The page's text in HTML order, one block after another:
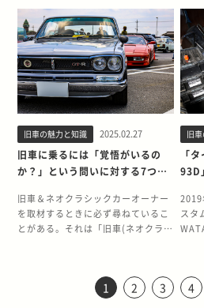
たタイミングで、ゴルフ3 GTI(MT)
に乗り換えました。 ゴルフ2には3年
ほど乗りましたが、ATだと物足りな
さを感じるようになってしまっ
て……。さすがに新車は買えなかっ
たので中古車ですけどね。 愛車であ
るBMW M3の存在を知ったきっかけ
を聞かせてください 「ダカールイエ
ローのBMW M3」との出会いのきっ
かけは、かつての勤め先の社長から
譲り受けた1冊の冊子でした。 ある
うからこれあげるよ」と手渡された
のが、ダカールイエローに塗られた
BMW M3(E36)が表紙を飾った
ていて。社長が『BMW
MAGAZINE』をくれたのってこの1
ョン
デス
ラは
は
譲り
ペXE
アベ
し
で最
こと
ては
る父
が
マ」
っきりとは覚えていないのですが、
たしかポルシェの専門店か映画だっ
たと思います。 学生時代にフォルク
スワーゲン系のショップの方と仲良
くなり、学校帰りに毎日のように立
ち寄っていました。 ひんぱんに通っ
ていると、工場にあるクルマの細か
な進行状況が分かるようになってく
るんですね。外されていた部品がク
ルマに取り付けられたり、整備が終
わってエンジン音が軽やかになった
り。その様子を眺めているのが楽し
なってしまったんですが、Mさんと
いうポルシェの世界では名の知られ
た方がいらっしゃるようになって。
いうことで、縁あって手に入れたの
が73年911Tというわけです。 たし
っき
で
ーに
んし
ィに
ると
す。
が、
イラ
か…
たき
「モ
第28
開催
コン
か」
ーシ
なクルマが街を走っていました。な
かでもソアラ(Z20型/2代目)は憧れ
ましたね。「いつか自分も、胸を張
って"これが俺のクルマだ"といえる
1台を持ちたい」と思ったのが、本
格的にクルマ熱に火がついたきっか
けかもしれません。 これまでの愛車
遍歴を教えてください 叔父に譲って
もらったトヨタ カリーナ マイロー
ド(AT150型/4代目)が最初の愛車で
す。その後、トヨタ カリーナ
ED(ST182型/2代目)を経て、満を持
ェイサー ツアラーVです。この3台
が、私の「走りの系譜」を形づくっ
てくれたように思います。 カリーナ
こともあって、1年くらい乗ってカ
リーナEDに乗り換えました。このク
3歳
れ
ます
同級
響が
生た
ミニ
でし
の専
て、
(笑)
いた
んの
DVD
チロ
初の
とし
考えているものです。 そんなオーナ
ーの方に「現在の愛車との『別れ』
を、あえて考えてもらう」という企
画を不定期で実施していきます。 今
回は私自身について、自己紹介を兼
ねてお話いたします。 オーナープロ
フィール 松村透。年齢は50代、職業
は自動車関連メディアの編集兼ライ
ターです。 所有するクルマは、
1970年式ポルシェ911S。 所有歴は
13年、オドメーター上は9万7千キ
ロ、手に入れてからは7千キロ程度
です。 クルマが好きになったきっか
け 実はクルマ熱に火が点いたのは中
学生になってからなので、どちらか
というと遅咲きでしょうか。 ちょう
ーノスロードスターが登場した頃で
す。 まさにバブル全盛期。 日本車
た。
し
ット
P34
ウン
の後
トで
ーツ
き
ー
を
ミュ
の板
だろ
タイ
F1タ
聞き
1975年までに製造されたクルマであ
ること。初開催となる今回は、70台
を超えるクラシックカーが川越の街
に集結した。 個人的な話で恐縮だ
が、川越の街は幼少期から慣れ親し
んだ場所でもある。1970年製の古い
クルマを所有する筆者も、いち参加
となるイベントを取材してみた。 ひ
とまず、A〜Fの6つのエリアに展示
された国内外のクラシックカーを可
能な限り撮影してきたので、ご紹介
していこう。 ■A：蓮馨寺エリア 西
武新宿線本川越駅から750m、徒歩
10分ほどのところにある「蓮馨寺
国産車を中心にメッサーシュミット
やフィアットアバルトを展示。 この
今回
ク
ーツ
だ。 文字にするとサラッと読めてし
まう
ば、
に
も
年か
だ
ッシ
思う
スポ
ラ
旧車の魅力と知識 2025.02.27
旧車に乗るには「覚悟がいるの
か？」という問いに対する7つの
旧車＆ネオクラシックカーオーナー
を取材するときに必ず尋ねているこ
とがある。それは「旧車(ネオクラシ
たほとんどのオーナーが「覚悟がい
旧
「
93D
2019
スタ
在「
1 2 3 4